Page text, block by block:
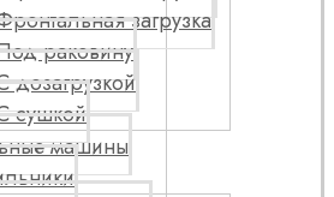
загрузка
раковину
дозагрузкой
сушкой
машины